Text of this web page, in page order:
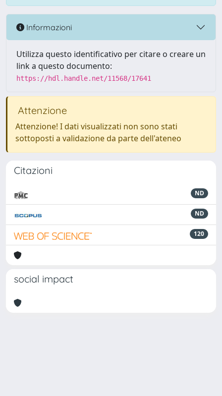
Informazioni
Utilizza questo identificativo per citare o creare un
link a questo documento:
https://hdl.handle.net/11568/17641
Attenzione
Attenzione! I dati visualizzati non sono stati
sottoposti a validazione da parte dell'ateneo
Citazioni
ND
ND
120
social impact